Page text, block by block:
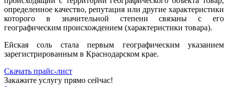
определенное качество, репутация или другие характеристики
которого в значительной степени связаны с его
географическим происхождением (характеристики товара).
Ейская соль стала первым географическим указанием
зарегистрированным в Краснодарском крае.
Скачать прайс-лист
Закажите услугу прямо сейчас!